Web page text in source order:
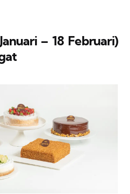
– 18 Februari)